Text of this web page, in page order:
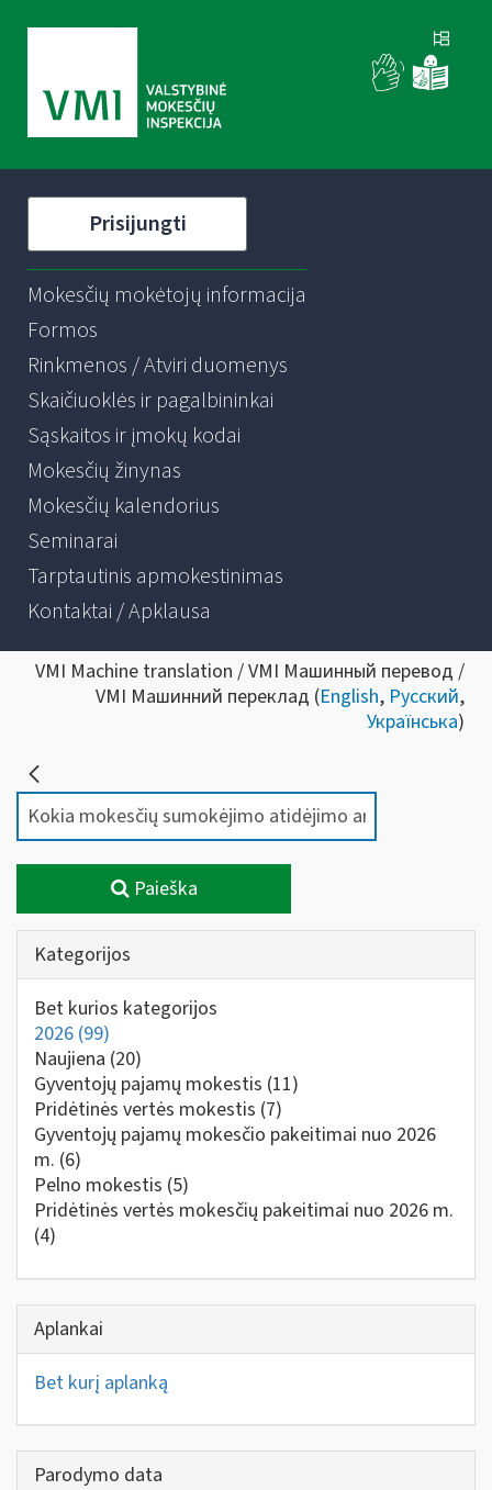
Prisijungti
Mokesčių mokėtojų informacija
Formos
Rinkmenos / Atviri duomenys
Skaičiuoklės ir pagalbininkai
Sąskaitos ir įmokų kodai
Mokesčių žinynas
Mokesčių kalendorius
Seminarai
Tarptautinis apmokestinimas
Kontaktai / Apklausa
VMI Machine translation / VMI Машинный перевод /
VMI Машинний переклад (English, Русский,
Українська)
Paieška
Kategorijos
Bet kurios kategorijos
2026 (99)
Naujiena (20)
Gyventojų pajamų mokestis (11)
Pridėtinės vertės mokestis (7)
Gyventojų pajamų mokesčio pakeitimai nuo 2026
m. (6)
Pelno mokestis (5)
Pridėtinės vertės mokesčių pakeitimai nuo 2026 m.
(4)
Aplankai
Bet kurį aplanką
Parodymo data